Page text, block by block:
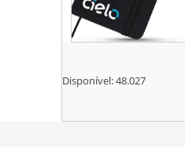
Disponível:48.027